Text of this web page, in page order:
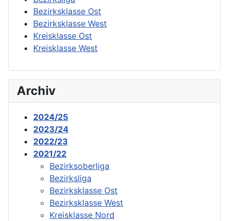
Bezirksklasse Ost
Bezirksklasse West
Kreisklasse Ost
Kreisklasse West
Archiv
2024/25
2023/24
2022/23
2021/22
Bezirksoberliga
Bezirksliga
Bezirksklasse Ost
Bezirksklasse West
Kreisklasse Nord